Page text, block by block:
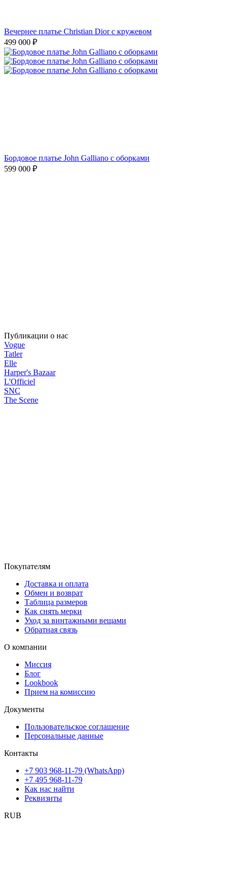
Вечернее платье Christian Dior с кружевом
499 000 ₽
Бордовое платье John Galliano с оборками
599 000 ₽
Публикации о нас
Vogue
Tatler
Elle
Harper's Bazaar
L'Officiel
SNC
The Scene
Покупателям
Доставка и оплата
Обмен и возврат
Таблица размеров
Как снять мерки
Уход за винтажными вещами
Обратная связь
О компании
Миссия
Блог
Lookbook
Прием на комиссию
Документы
Пользовательское соглашение
Персональные данные
Контакты
+7 903 968-11-79 (WhatsApp)
+7 495 968-11-79
Как нас найти
Реквизиты
RUB